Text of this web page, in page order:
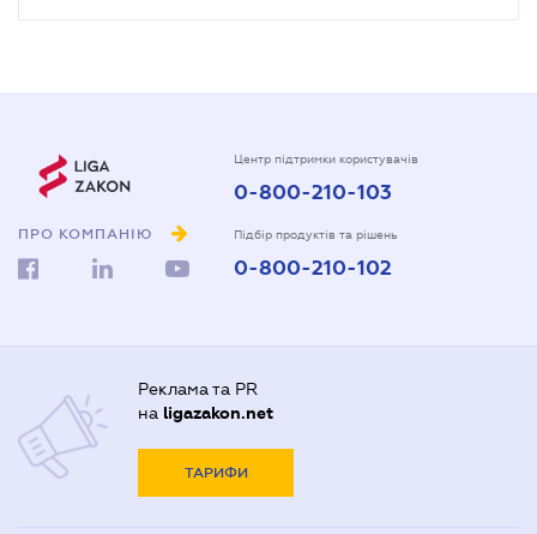
ПРО КОМПАНІЮ
Центр підтримки користувачів
0-800-210-103
Підбір продуктів та рішень
0-800-210-102
Реклама та PR
на ligazakon.net
ТАРИФИ